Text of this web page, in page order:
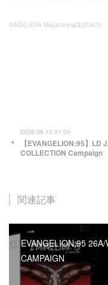
RADIO EVA Magazine編集部(405)
2026.06.15 01:00
【EVANGELION:95】LD
COLLECTION Campaign
関連記事
EVANGELION:95 26A/
CAMPAIGN